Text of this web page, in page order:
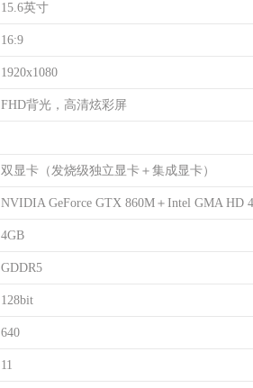
15.6英寸
16:9
1920x1080
FHD背光，高清炫彩屏
双显卡（发烧级独立显卡＋集成显卡）
NVIDIA GeForce GTX 860M＋Intel GMA HD
4GB
GDDR5
128bit
640
11